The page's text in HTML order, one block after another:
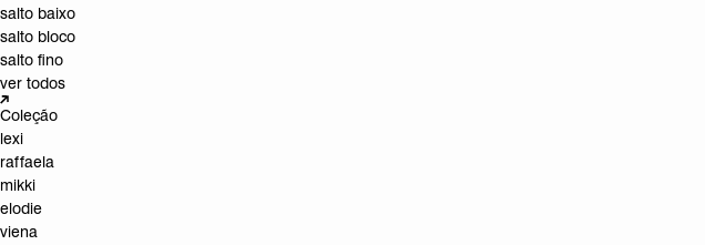
salto baixo
salto bloco
salto fino
ver todos
Coleção
lexi
raffaela
mikki
elodie
viena